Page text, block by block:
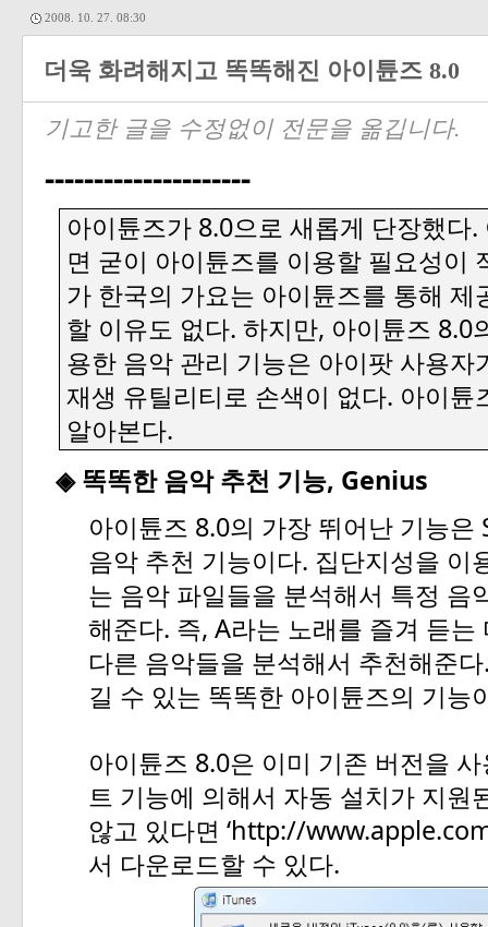
2008. 10. 27. 08:30
더욱 화려해지고 똑똑해진 아이튠즈 8.0
기고한 글을 수정없이 전문을 옮깁니다.
---------------------
아이튠즈가8.0으로 새롭게 단장했다.
면 굳이 아이튠즈를 이용할 필요성이
가 한국의 가요는 아이튠즈를 통해 제
할 이유도 없다. 하지만, 아이튠즈 8.0
용한 음악 관리 기능은 아이팟 사용자
재생 유틸리티로 손색이 없다. 아이튠
알아본다.
◈ 똑똑한 음악 추천 기능, Genius
아이튠즈 8.0의 가장 뛰어난 기능은
음악 추천 기능이다. 집단지성을 이
는 음악 파일들을 분석해서 특정 음
해준다. 즉, A라는 노래를 즐겨 듣는
다른 음악들을 분석해서 추천해준다
길 수 있는 똑똑한 아이튠즈의 기능
아이튠즈 8.0은 이미 기존 버전을 사
트 기능에 의해서 자동 설치가 지원
않고 있다면 ‘http://
서 다운로드할 수 있다.